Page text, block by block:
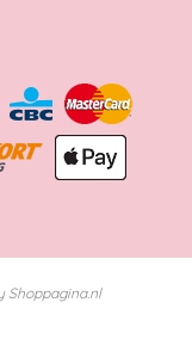
Shoppagina.nl